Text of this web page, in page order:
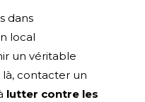
dans
local
un véritable
là, contacter un
lutter contre les